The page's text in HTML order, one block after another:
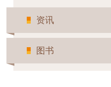
资讯
图书